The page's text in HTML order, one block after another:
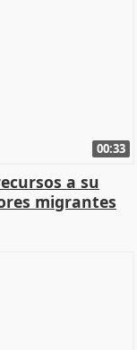
00:33
a su
migrantes